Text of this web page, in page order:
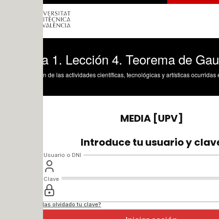
1. Lección 4. Teorema de Gauss
de las actividades científicas, tecnológicas y artísticas ocurridas en los tres